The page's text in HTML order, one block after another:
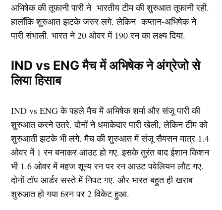
अभिषेक की तूफानी पारी ने भारतीय टीम की शुरुआत तूफानी रही.
हालाँकि शुरुआत झटके जरुर लगे. लेकिन कप्तान-अभिषेक ने
पारी संभाली. भारत ने 20 ओवर में 190 रन का लक्ष्य दिया.
IND vs ENG मैच में अभिषेक ने अंग्रेजो से
लिया हिसाब
IND vs ENG के पहले मैच में अभिषेक शर्मा और संजू पारी की
शुरुआत करने उतरे. दोनों ने धमाकेदार पारी खेली, लेकिन टीम को
शुरुआती झटके भी लगे. मैच की शुरुआत में संजू सैमसन मात्र 1.4
ओवर में 1 रन बनाकर आउट हो गए. इसके तुरंत बाद ईशान किशन
भी 1.6 ओवर में महज शून्य रन पर रन आउट पवेलियन लौट गए.
दोनों टॉप आर्डर सस्ते में निपट गए. और भारत बहुत ही खराब
शुरुआत हो गया 6रन पर 2 विकेट हुआ.